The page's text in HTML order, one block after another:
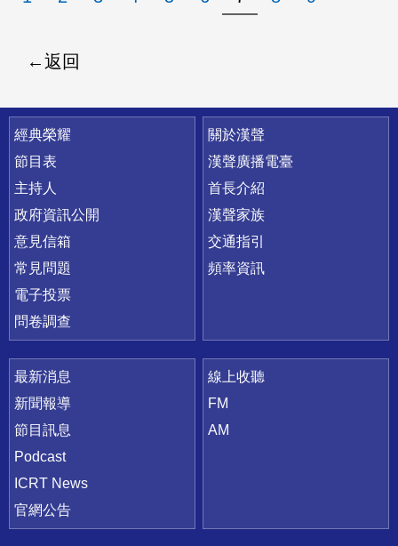
返回
快速連結
經典榮耀
節目表
主持人
政府資訊公開
意見信箱
常見問題
電子投票
問卷調查
關於漢聲
漢聲廣播電臺
首長介紹
漢聲家族
交通指引
頻率資訊
最新消息
新聞報導
節目訊息
Podcast
ICRT News
官網公告
線上收聽
FM
AM